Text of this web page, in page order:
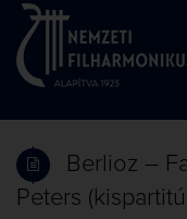
Berlioz –
Peters